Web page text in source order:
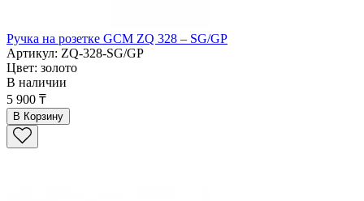
Ручка на розетке GCM ZQ 328 – SG/GP
Артикул: ZQ-328-SG/GP
Цвет: золото
В наличии
5 900 ₸
В Корзину